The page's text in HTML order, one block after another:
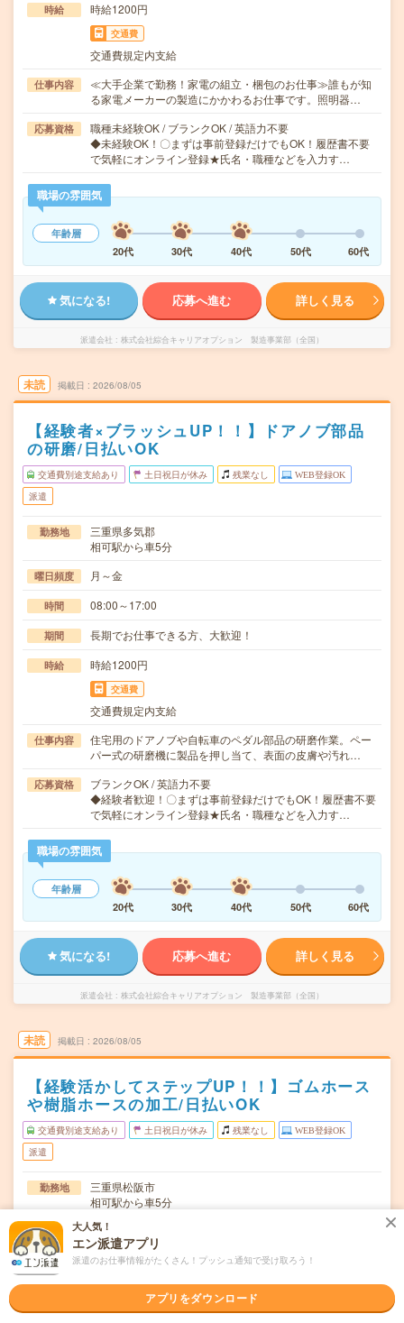
時給 時給1200円
交通費
交通費規定内支給
仕事内容
≪大手企業で勤務！家電の組立・梱包のお仕事≫誰もが知
る家電メーカーの製造にかかわるお仕事です。照明器…
応募資格
職種未経験OK / ブランクOK / 英語力不要
◆未経験OK！〇まずは事前登録だけでもOK！履歴書不要
で気軽にオンライン登録★氏名・職種などを入力す…
職場の雰囲気
年齢層
20代
30代 40代 50代 60代
気になる! 応募へ進む 詳しく見る
派遣会社 株式会社綜合キャリアオプション 製造事業部（全国）
未読 掲載日 2026/08/05
【経験者×ブラッシュUP！！】ドアノブ部品
の研磨/日払いOK
交通費別途支給あり 土日祝日が休み 残業なし WEB登録OK
派遣
勤務地
三重県多気郡
相可駅から車5分
曜日頻度 月～金
時間 08:00～17:00
期間 長期でお仕事できる方、大歓迎！
時給 時給1200円
交通費
交通費規定内支給
仕事内容
住宅用のドアノブや自転車のペダル部品の研磨作業。ペー
パー式の研磨機に製品を押し当て、表面の皮膚や汚れ…
応募資格
ブランクOK / 英語力不要
◆経験者歓迎！〇まずは事前登録だけでもOK！履歴書不要
で気軽にオンライン登録★氏名・職種などを入力す…
職場の雰囲気
年齢層
20代
30代 40代 50代 60代
気になる! 応募へ進む 詳しく見る
派遣会社 株式会社綜合キャリアオプション 製造事業部（全国）
未読 掲載日 2026/08/05
【経験活かしてステップUP！！】ゴムホース
や樹脂ホースの加工/日払いOK
交通費別途支給あり 土日祝日が休み 残業なし WEB登録OK
派遣
勤務地
三重県松阪市
相可駅から車5分
曜日頻度 月～金
時間 08:00～17:00
長期でお仕事できる方、大歓迎！
大人気！
エン派遣アプリ
派遣のお仕事情報がたくさん！プッシュ通知で受け取ろう！
アプリをダウンロード